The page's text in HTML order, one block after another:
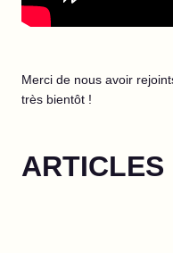
Merci de nous avoir
très bientôt !
ARTICLES